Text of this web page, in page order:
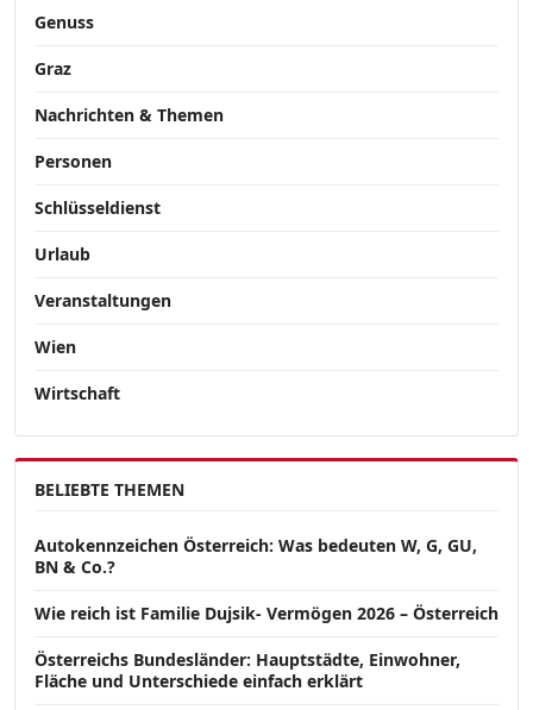
Genuss
Graz
Nachrichten & Themen
Personen
Schlüsseldienst
Urlaub
Veranstaltungen
Wien
Wirtschaft
BELIEBTE THEMEN
Autokennzeichen Österreich: Was bedeuten W, G, GU,
BN & Co.?
Wie reich ist Familie Dujsik- Vermögen 2026 – Österreich
Österreichs Bundesländer: Hauptstädte, Einwohner,
Fläche und Unterschiede einfach erklärt